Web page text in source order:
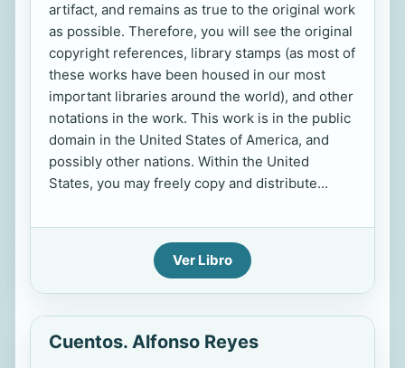
artifact, and remains as true to the original work
as possible. Therefore, you will see the original
copyright references, library stamps (as most of
these works have been housed in our most
important libraries around the world), and other
notations in the work. This work is in the public
domain in the United States of America, and
possibly other nations. Within the United
States, you may freely copy and distribute...
Ver Libro
Cuentos. Alfonso Reyes